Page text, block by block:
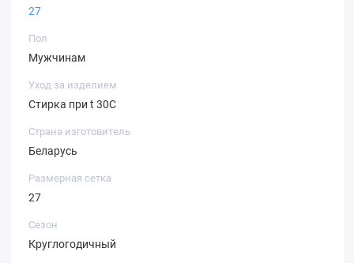
27
Пол
Мужчинам
Уход за изделием
Стирка при t 30С
Страна изготовитель
Беларусь
Размерная сетка
27
Сезон
Круглогодичный